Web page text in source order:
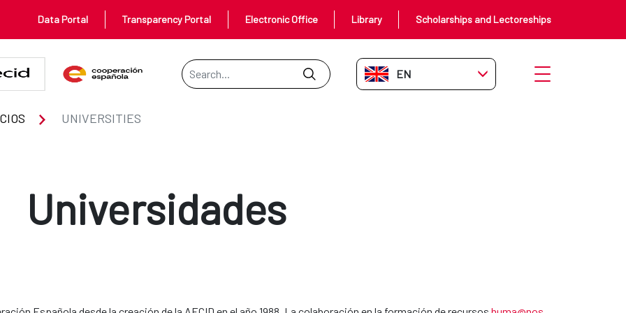
Data Portal Transparency Portal Electronic Office Library Scholarships and Lectoreships
Search Bar
EN-GB Open menu
UNIVERSITIES
Universidades